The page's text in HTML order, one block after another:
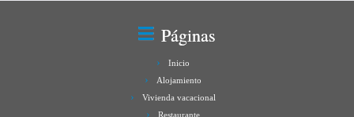
Páginas
Inicio
Alojamiento
Vivienda vacacional
Restaurante